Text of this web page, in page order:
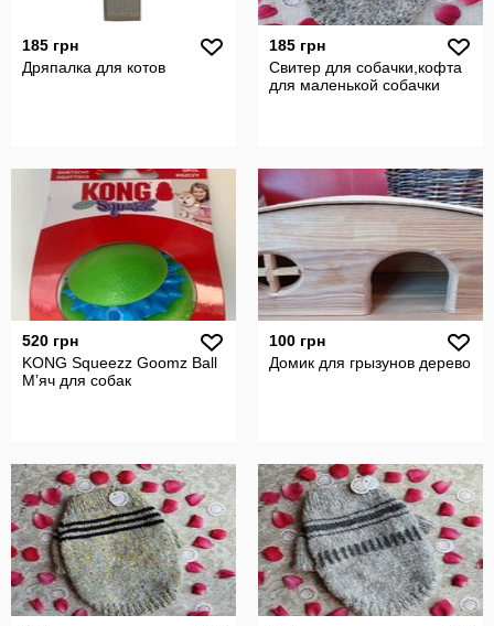
185 грн
Дряпалка для котов
185 грн
Свитер для собачки,кофта
для маленькой собачки
520 грн
KONG Squeezz Goomz Ball
Мʼяч для собак
100 грн
Домик для грызунов дерево